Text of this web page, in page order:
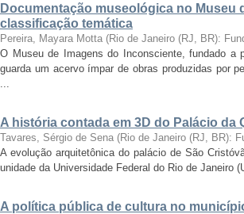
Documentação museológica no
classificação temática
Pereira, Mayara Motta (Rio de Janeiro (RJ, BR):
O Museu de Imagens do Inconsciente, fundado a
guarda um acervo ímpar de obras produzidas por
...
A história contada em 3D do Palácio da
Tavares, Sérgio de Sena (Rio de Janeiro (RJ, BR):
A evolução arquitetônica do palácio de São
unidade da Universidade Federal do Rio de Janeiro
A política pública de cultura no